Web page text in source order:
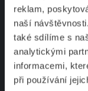
reklam,
naší
také sdílíme s
analytickými
informacemi,
při používání
Muttergewinde